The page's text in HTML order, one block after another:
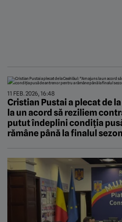
11 FEB. 2026, 16:48
Cristian Pustai a plecat de
la un acord să reziliem
putut îndeplini condiția
rămâne până la finalul